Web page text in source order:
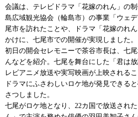
会議は、テレビドラマ「花嫁のれん」の
島広域観光協会（輪島市）の事業「ウェ
尾市を訪れたことや、ドラマ「花嫁のれ
かけに、七尾市での開催が実現しました。
初日の開会セレモニーで茶谷市長は、七
んなどを紹介。七尾を舞台にした「君は
レビアニメ放送や実写映画が上映される
ドラマにふさわしいロケ地が発見できる
さつしました。
七尾がロケ地となり、22カ国で放送され